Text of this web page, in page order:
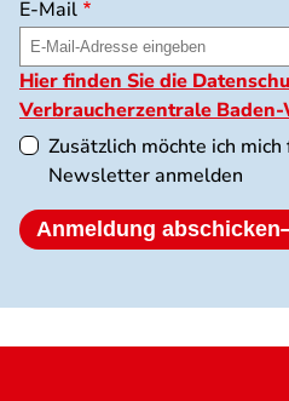
E-Mail
Hier finden Sie die
Verbraucherzentrale
Zusätzlich möchte ich
Newsletter anmelden
Anmeldung abschicken